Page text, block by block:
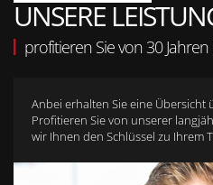
UNSERE
profitieren Sie von 30
Anbei erhalten Sie eine Übersicht
Profitieren Sie von unserer
wir Ihnen den Schlüssel zu Ihrem